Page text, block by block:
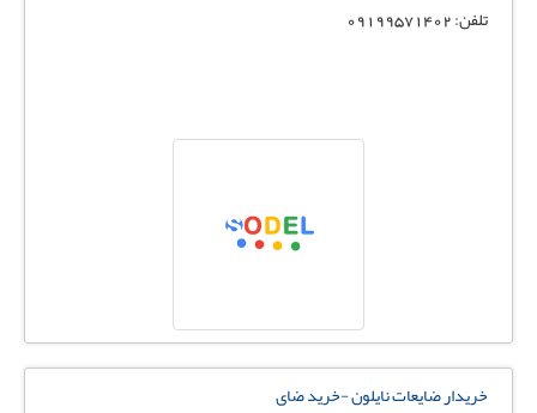
تلفن: 09199571402
خریدار ضایعات نایلون -خرید ضای